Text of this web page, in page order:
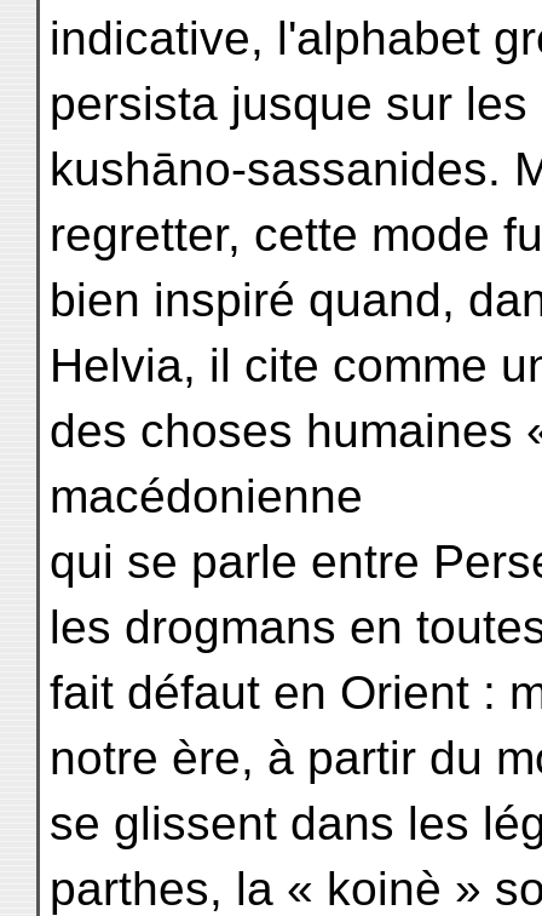
indicative, l'alphabet
persista jusque sur
kushāno-sassanides.
regretter, cette mode
bien inspiré quand,
Helvia, il cite comme
des choses humaines
macédonienne
qui se parle entre
les drogmans en
fait défaut en Orient :
notre ère, à partir du
se glissent dans les
parthes, la « koinè »